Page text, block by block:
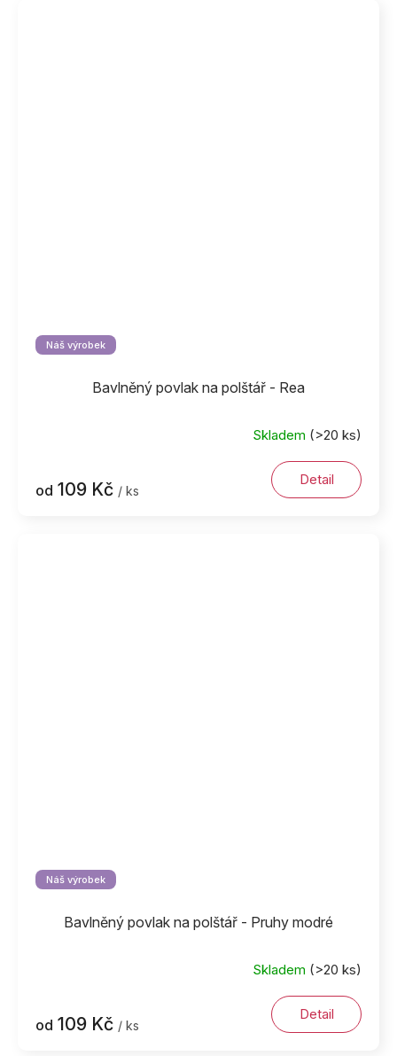
Náš výrobek
Bavlněný povlak na polštář - Rea
Skladem (>20 ks)
od 109 Kč / ks
Detail
Náš výrobek
Bavlněný povlak na polštář - Pruhy modré
Skladem (>20 ks)
od 109 Kč / ks
Detail